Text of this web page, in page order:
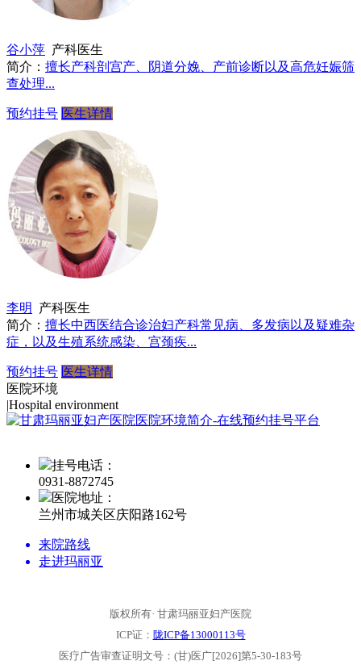
谷小萍 产科医生
简介： 擅长产科剖宫产、阴道分娩、产前诊断以及高危妊娠筛
查处理...
预约挂号 医生详情
李明
产科医生
简介： 擅长中西医结合诊治妇产科常见病、多发病以及疑难杂
症，以及生殖系统感染、宫颈疾...
预约挂号 医生详情
医院环境
|Hospital environment
挂号电话：
0931-8872745
医院地址：
兰州市城关区庆阳路162号
来院路线
走进玛丽亚
版权所有· 甘肃玛丽亚妇产医院
ICP证： 陇ICP备13000113号
医疗广告审查证明文号：(甘)医广[2026]第5-30-183号